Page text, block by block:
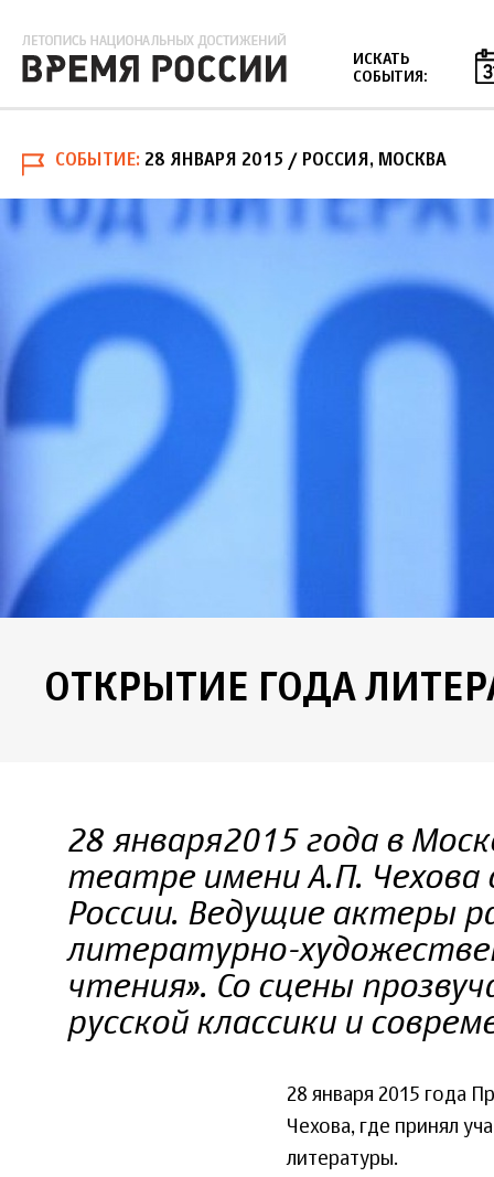
ИСКАТЬ
СОБЫТИЯ:
СОБЫТИЕ 28 ЯНВАРЯ 2015 / РОССИЯ, МОСКВА
ОТКРЫТИЕ ГОДА
28 января 2015 года в
театре имени А.П.
России. Ведущие актеры
литературно-
чтения». Со сцены
русской классики и
28 января 2015 года
Чехова, где принял
литературы.